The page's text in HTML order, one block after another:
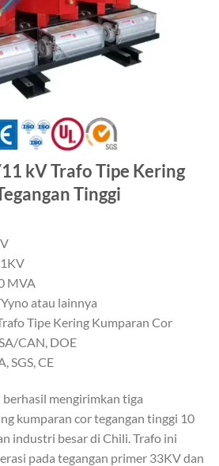
kV Trafo Tipe Kering
Tinggi
MVA
atau lainnya
Tipe Kering Kumparan Cor
CAN, DOE
SGS, CE
mengirimkan tiga
kumparan cor tegangan tinggi 10
industri besar di Chili. Trafo ini
pada tegangan primer 33KV dan